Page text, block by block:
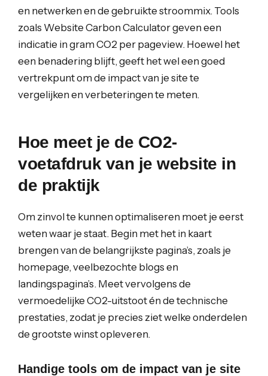
en netwerken en de gebruikte stroommix. Tools
zoals Website Carbon Calculator geven een
indicatie in gram CO2 per pageview. Hoewel het
een benadering blijft, geeft het wel een goed
vertrekpunt om de impact van je site te
vergelijken en verbeteringen te meten.
Hoe meet je de CO2-
voetafdruk van je website in
de praktijk
Om zinvol te kunnen optimaliseren moet je eerst
weten waar je staat. Begin met het in kaart
brengen van de belangrijkste pagina’s, zoals je
homepage, veelbezochte blogs en
landingspagina’s. Meet vervolgens de
vermoedelijke CO2-uitstoot én de technische
prestaties, zodat je precies ziet welke onderdelen
de grootste winst opleveren.
Handige tools om de impact van je site